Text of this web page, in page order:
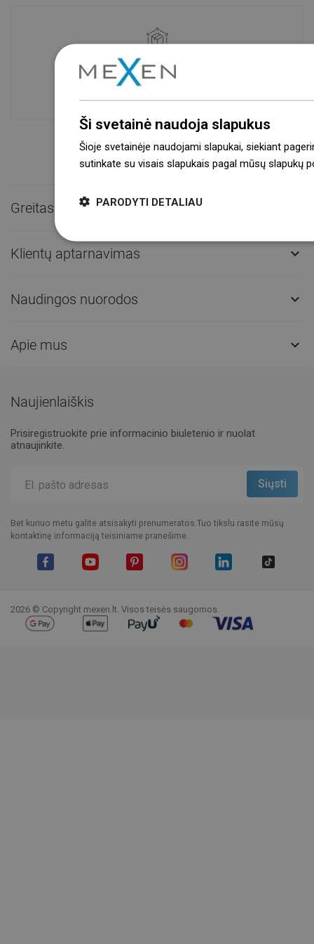
Prekių prieinamumas
Mūsų produktai jūsų laukia moderniame
sandėlyje.Visada pasirengusi išsiųsti!
Greitas kontaktas
Klientų aptarnavimas 
Naudingos nuorodos 
Apie mus 
Naujienlaiškis
Prisiregistruokite prie informacinio biuletenio ir nuolat
atnaujinkite.
Bet kuriuo metu galite atsisakyti prenumeratos.Tuo tikslu rasite mūsų
kontaktinę informaciją teisiniame pranešime.
2026 © Copyright mexen.lt. Visos teisės saugomos.
Ši svetainė naudoja slapukus
Šioje svetainėje naudojami slapukai, siekiant
sutinkate su visais slapukais pagal mūsų slapukų
PARODYTI DETALIAU